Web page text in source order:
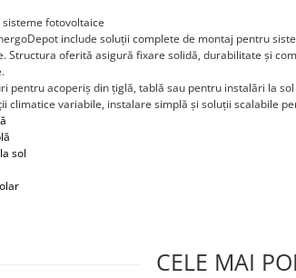
fotovoltaice
include soluții complete de montaj pentru
Structura oferită asigură fixare solidă, durabilitate și
pentru acoperiș din țiglă, tablă sau pentru instalări la
climatice variabile, instalare simplă și soluții scalabile
sol
CELE MAI